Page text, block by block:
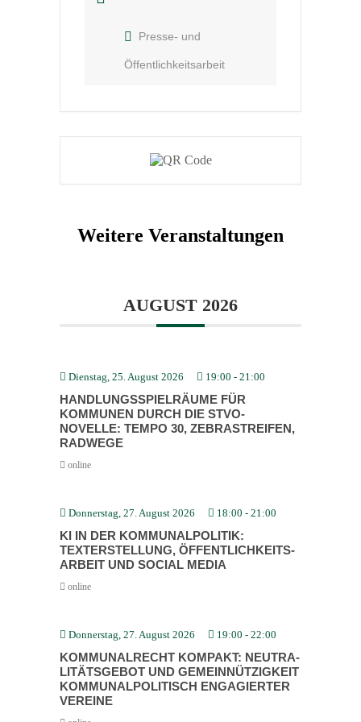
Presse- und
Öffentlichkeitsarbeit
Weitere Veranstaltungen
AUGUST 2026
Dienstag, 25. August 2026 19:00 - 21:00
HANDLUNGS­SPIEL­RÄUME FÜR
KOMMUNEN DURCH DIE STVO-
NOVELLE: TEMPO 30, ZEBRA­STREIFEN,
RADWEGE
online
Donnerstag, 27. August 2026 18:00 - 21:00
KI IN DER KOMMU­NAL­PO­LITIK:
TEXTERSTELLUNG, ÖFFENT­LICH­KEITS­
ARBEIT UND SOCIAL MEDIA
online
Donnerstag, 27. August 2026 19:00 - 22:00
KOMMU­NAL­RECHT KOMPAKT: NEUTRA­
LI­TÄTS­GEBOT UND GEMEIN­NÜT­ZIGKEIT
KOMMU­NAL­PO­LI­TISCH ENGAGIERTER
VEREINE